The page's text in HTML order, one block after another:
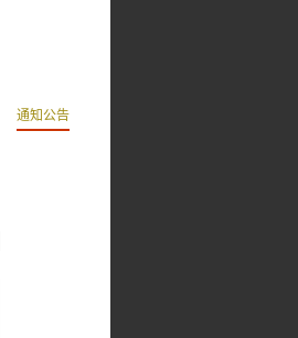
通知公告